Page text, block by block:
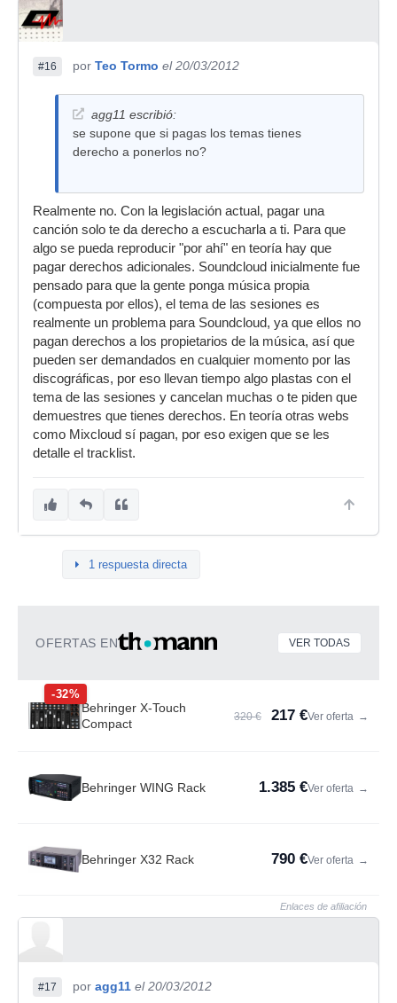
#16 por Teo Tormo el 20/03/2012
agg11 escribió:
se supone que si pagas los temas tienes
derecho a ponerlos no?
Realmente no. Con la legislación actual, pagar una
canción solo te da derecho a escucharla a ti. Para que
algo se pueda reproducir "por ahí" en teoría hay que
pagar derechos adicionales. Soundcloud inicialmente fue
pensado para que la gente ponga música propia
(compuesta por ellos), el tema de las sesiones es
realmente un problema para Soundcloud, ya que ellos no
pagan derechos a los propietarios de la música, así que
pueden ser demandados en cualquier momento por las
discográficas, por eso llevan tiempo algo plastas con el
tema de las sesiones y cancelan muchas o te piden que
demuestres que tienes derechos. En teoría otras webs
como Mixcloud sí pagan, por eso exigen que se les
detalle el tracklist.
1 respuesta directa
OFERTAS EN VER TODAS
-32%
Behringer X-Touch
Compact
320 € 217 €Ver oferta →
Behringer WING Rack 1.385 €Ver oferta →
Behringer X32 Rack 790 €Ver oferta →
Enlaces de afiliación
#17 por agg11 el 20/03/2012